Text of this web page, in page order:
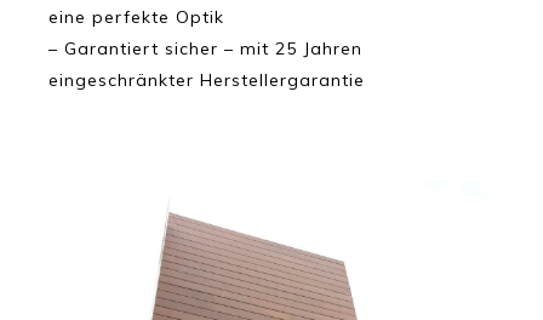
eine perfekte Optik
– Garantiert sicher – mit 25 Jahren
eingeschränkter Herstellergarantie